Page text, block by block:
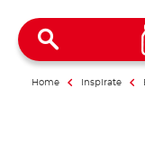
Home Inspirate